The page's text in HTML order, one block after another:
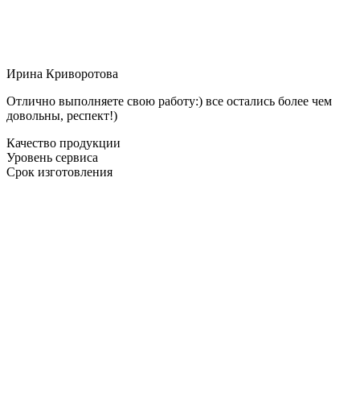
Ирина Криворотова
Отлично выполняете свою работу:) все остались более чем
довольны, респект!)
Качество продукции
Уровень сервиса
Срок изготовления